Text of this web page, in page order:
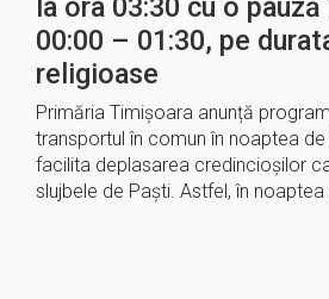
la ora 03:30 cu o
00:00 – 01:30, pe
religioase
Primăria Timișoara anunță
transportul în comun în noaptea
facilita deplasarea credincioșilor
slujbele de Paști. Astfel, în